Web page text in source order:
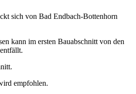
sich von Bad Endbach-Bottenhorn
kann im ersten Bauabschnitt von den
empfohlen.